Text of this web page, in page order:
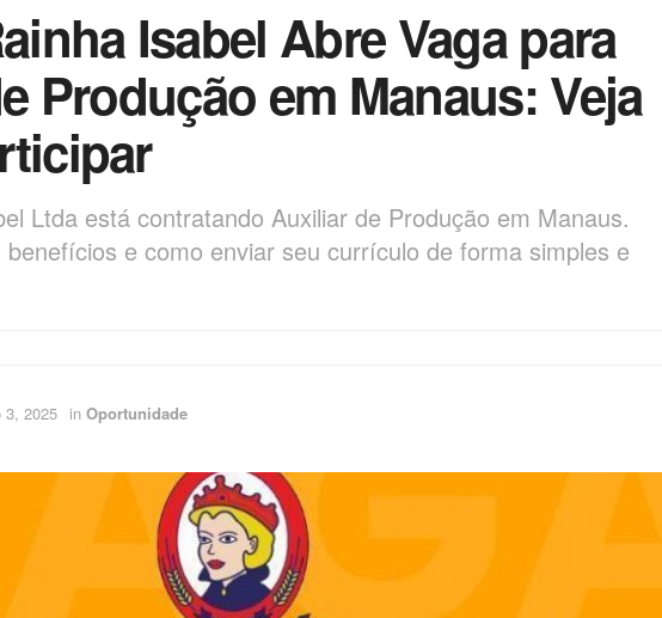
Isabel Abre Vaga para
Produção em Manaus: Veja
Ltda está contratando Auxiliar de Produção em Manaus.
e como enviar seu currículo de forma simples e
3, 2025 in Oportunidade